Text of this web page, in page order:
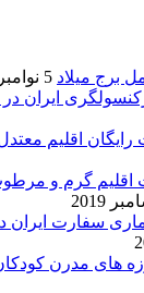
برج میلاد 5 نوامبر 2025
ایران
رایگان اقلیم
اقلیم گرم و
سفارت ایران
های مدرن